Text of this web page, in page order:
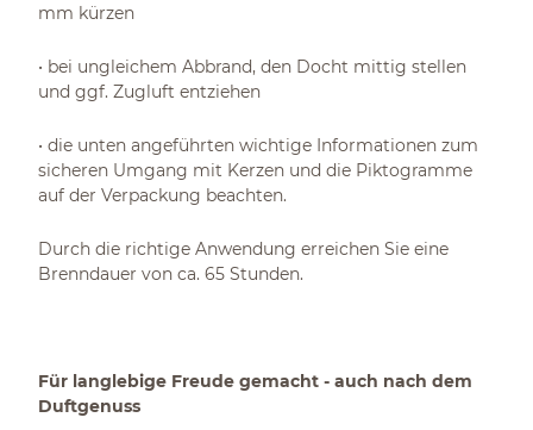
mm kürzen
• bei ungleichem Abbrand, den Docht mittig stellen
und ggf. Zugluft entziehen
• die unten angeführten wichtige Informationen zum
sicheren Umgang mit Kerzen und die Piktogramme
auf der Verpackung beachten.
Durch die richtige Anwendung erreichen Sie eine
Brenndauer von ca. 65 Stunden.
Für langlebige Freude gemacht - auch nach dem
Duftgenuss